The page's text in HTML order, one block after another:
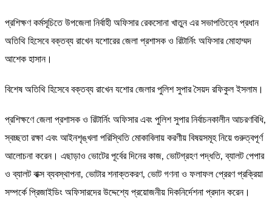
প্রশিক্ষণ কর্মসূচিতে উপজেলা নির্বাহী অফিসার রেকসোনা খাতুন এর সভাপতিত্বে প্রধান
অতিথি হিসেবে বক্তব্য রাখেন যশোরের জেলা প্রশাসক ও রিটার্নিং অফিসার মোহাম্মদ
আশেক হাসান।
বিশেষ অতিথি হিসেবে বক্তব্য রাখেন যশোর জেলার পুলিশ সুপার সৈয়দ রফিকুল ইসলাম।
প্রশিক্ষণে জেলা প্রশাসক ও রিটার্নিং অফিসার এবং পুলিশ সুপার নির্বাচনকালীন আচরণবিধি,
স্বচ্ছতা রক্ষা এবং আইনশৃঙ্খলা পরিস্থিতি মোকাবিলায় করণীয় বিষয়সমূহ নিয়ে গুরুত্বপূর্ণ
আলোচনা করেন। এছাড়াও ভোটের পূর্বের দিনের কাজ, ভোটগ্রহণ পদ্ধতি, ব্যালট পেপার
ও ব্যালট বাক্স ব্যবস্থাপনা, ভোটার শনাক্তকরণ, ভোট গণনা ও ফলাফল প্রেরণ প্রক্রিয়া
সম্পর্কে প্রিজাইডিং অফিসারদের উদ্দেশ্যে প্রয়োজনীয় দিকনির্দেশনা প্রদান করেন।